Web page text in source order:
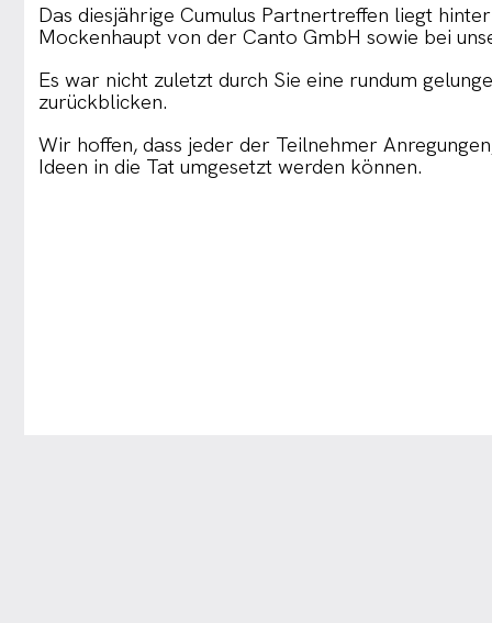
Das diesjährige Cumulus Partnertreffen liegt
Mockenhaupt von der Canto GmbH sowie bei
Es war nicht zuletzt durch Sie eine rundum
zurückblicken.
Wir hoffen, dass jeder der Teilnehmer
Ideen in die Tat umgesetzt werden können.